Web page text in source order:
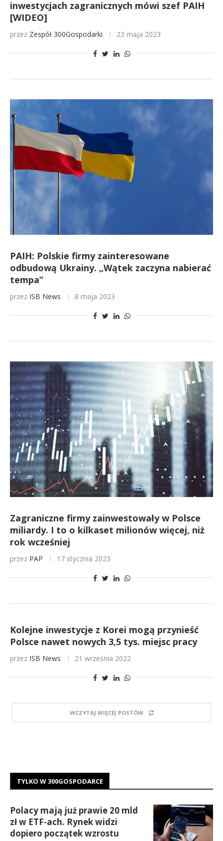
inwestycjach zagranicznych mówi szef PAIH
[WIDEO]
przez Zespół 300Gospodarki 23 maja 2023
PAIH: Polskie firmy zainteresowane
odbudową Ukrainy. „Wątek zaczyna nabierać
tempa”
przez ISB News 8 maja 2023
Zagraniczne firmy zainwestowały w Polsce
miliardy. I to o kilkaset milionów więcej, niż
rok wcześniej
przez PAP 17 stycznia 2023
Kolejne inwestycje z Korei mogą przynieść
Polsce nawet nowych 3,5 tys. miejsc pracy
przez ISB News 21 września 2022
WCZYTAJ WIĘCEJ POSTÓW
TYLKO W 300GOSPODARCE
Polacy mają już prawie 20 mld
zł w ETF-ach. Rynek widzi
dopiero początek wzrostu